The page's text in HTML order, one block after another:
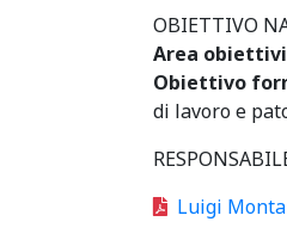
OBIETTIVO
Area
Obiettivo
di lavoro e
Luigi